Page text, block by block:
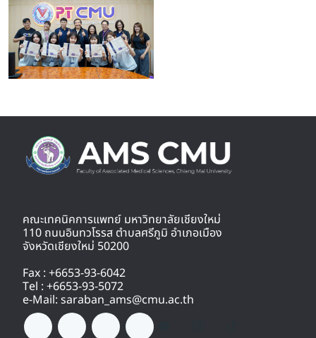
คณะเทคนิคการแพทย์ มหาวิทยาลัยเชียงใหม่
110 ถนนอินทวโรรส ตำบลศรีภูมิ อำเภอเมือง
จังหวัดเชียงใหม่ 50200
Fax : +6653-93-6042
Tel : +6653-93-5072
e-Mail: saraban_ams@cmu.ac.th